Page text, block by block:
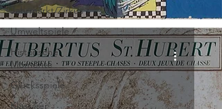
Jahrmarkt/Zirkus
Umweltspiele
Historische
Momente
Glücksspiele
Klassiker